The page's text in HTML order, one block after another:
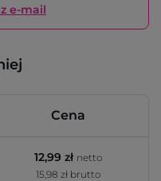
e-mail
Cena
12,99 zł netto
15,98 zł brutto